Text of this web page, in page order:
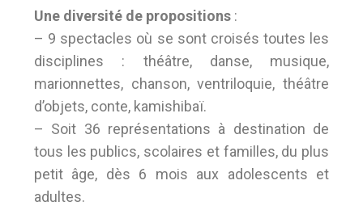
Une diversité de propositions :
– 9 spectacles où se sont croisés toutes les
disciplines : théâtre, danse, musique,
marionnettes, chanson, ventriloquie, théâtre
d’objets, conte, kamishibaï.
– Soit 36 représentations à destination de
tous les publics, scolaires et familles, du plus
petit âge, dès 6 mois aux adolescents et
adultes.